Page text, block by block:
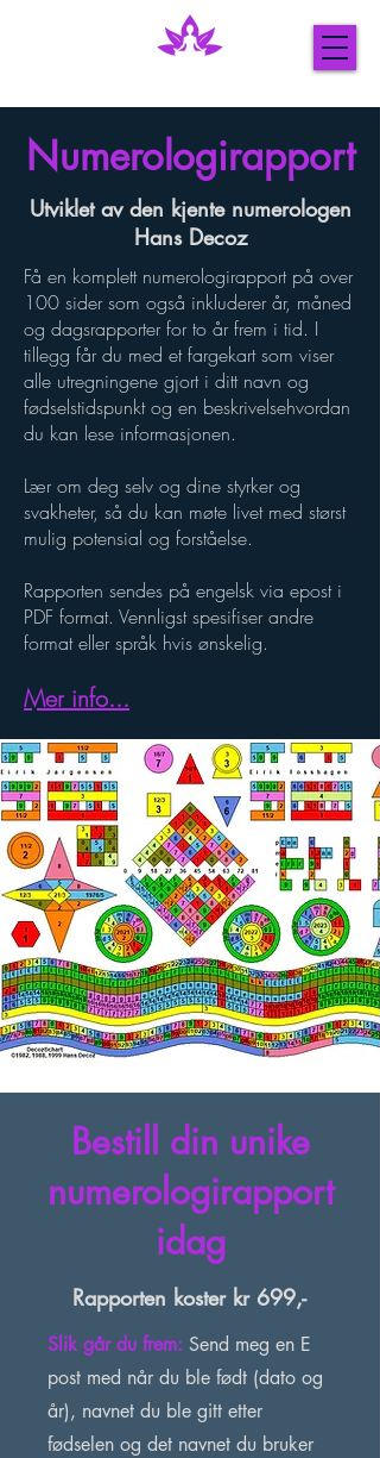
Numerologirapport
Utviklet av den kjente numerologen
Hans Decoz
Få en komplett numerologirapport på over
100 sider som også inkluderer år, måned
og dagsrapporter for to år frem i tid. I
tillegg får du med et fargekart som viser
alle utregningene gjort i ditt navn og
fødselstidspunkt og en beskrivelsehvordan
du kan lese informasjonen.
Lær om deg selv og dine styrker og
svakheter, så du kan møte livet med størst
mulig potensial og forståelse.
Rapporten sendes på engelsk via epost i
PDF format. Vennligst spesifiser andre
format eller språk hvis ønskelig.
Mer info...
Bestill din unike
numerologirapport
idag
Rapporten koster kr 699,-
Slik går du frem: Send meg en E
post med når du ble født (dato og
år), navnet du ble gitt etter
fødselen og det navnet du bruker